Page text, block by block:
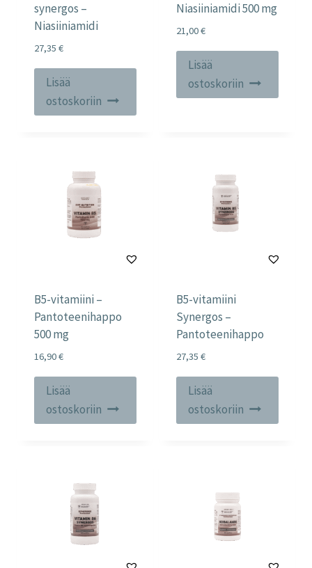
synergos –
Niasiiniamidi
27,35 €
Lisää
ostoskoriin
Niasiiniamidi 500 mg
21,00€
Lisää
ostoskoriin
B5-vitamiini –
Pantoteenihappo
500 mg
16,90€
Lisää
ostoskoriin
B5-vitamiini
Synergos –
Pantoteenihappo
27,35 €
Lisää
ostoskoriin